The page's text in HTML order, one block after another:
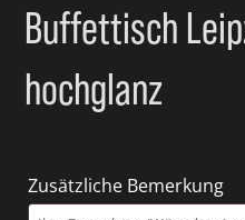
Buffettisch
hochglanz
Zusätzliche Bemerkung